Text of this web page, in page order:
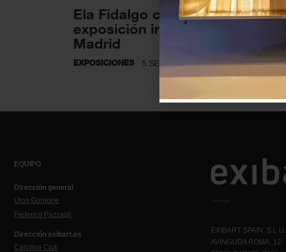
Ela Fidalgo celebra su primera
exposición individual en
Madrid
EXPOSICIONES 5 SEPTIEMBRE 2022
EQUIPO
Dirección general
Uros Gorgone
Federico Pazzagli
Dirección exibart.es
Carolina Ciuti
EXIBART SPAIN, S.L.U.
AVINGUDA ROMA, 12